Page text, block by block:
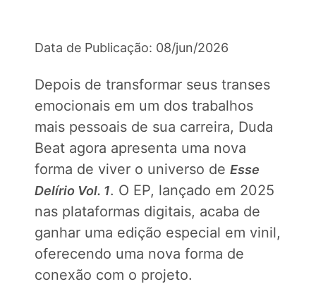
Data de Publicação: 08/jun/2026
Depois de transformar seus transes
emocionais em um dos trabalhos
mais pessoais de sua carreira, Duda
Beat agora apresenta uma nova
forma de viver o universo de Esse
Delírio Vol. 1. O EP, lançado em 2025
nas plataformas digitais, acaba de
ganhar uma edição especial em vinil,
oferecendo uma nova forma de
conexão com o projeto.